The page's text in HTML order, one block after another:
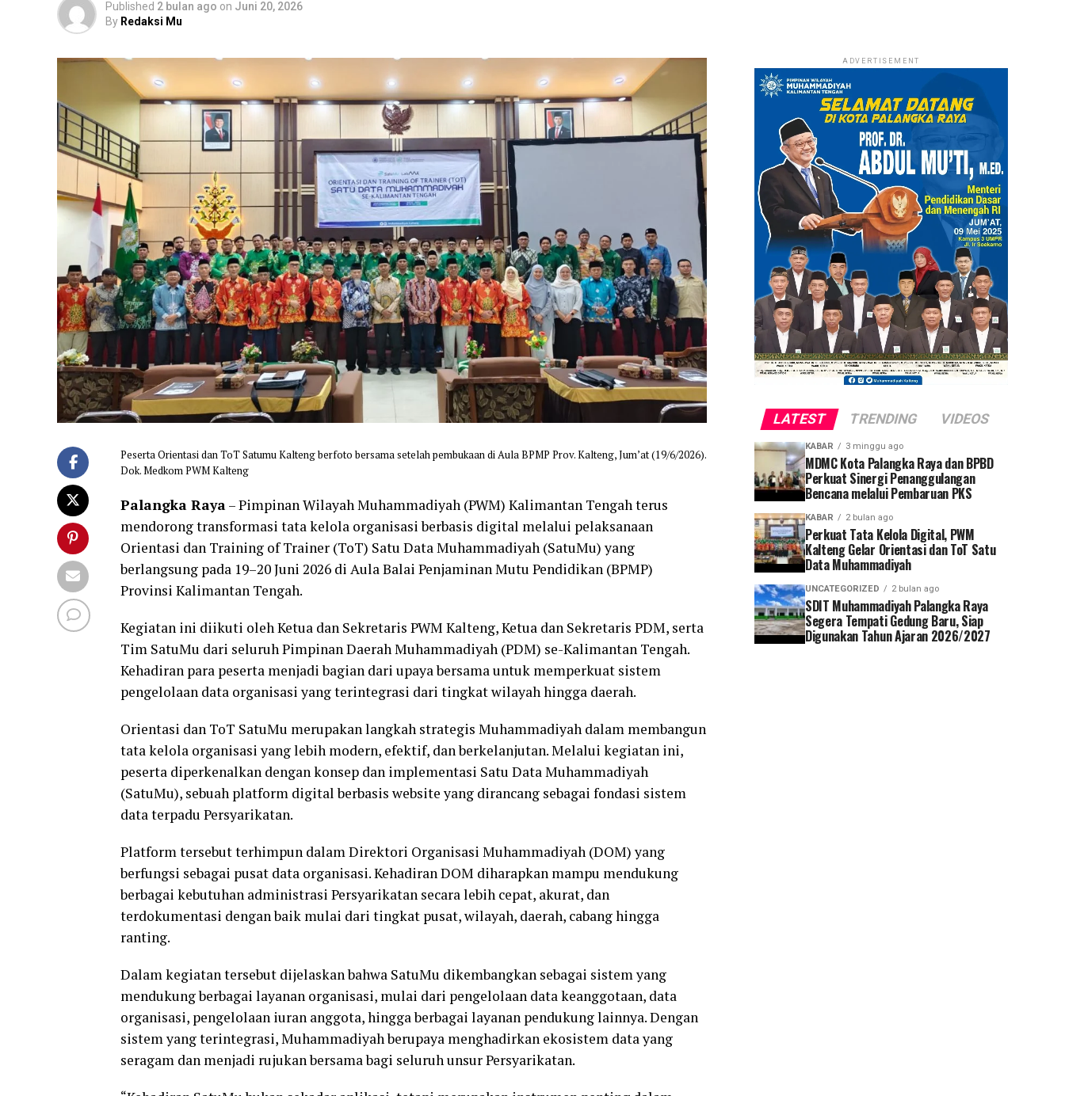
Published 2 bulan ago on Juni 20, 2026
By Redaksi Mu
Peserta Orientasi dan ToT Satumu Kalteng berfoto bersama setelah pembukaan di Aula BPMP Prov. Kalteng, Jum’at (19/6/2026).
Dok. Medkom PWM Kalteng
Palangka Raya– Pimpinan Wilayah Muhammadiyah (PWM) Kalimantan Tengah terus
mendorong transformasi tata kelola organisasi berbasis digital melalui pelaksanaan
Orientasi dan Training of Trainer (ToT) Satu Data Muhammadiyah (SatuMu) yang
berlangsung pada 19–20 Juni 2026 di Aula Balai Penjaminan Mutu Pendidikan (BPMP)
Provinsi Kalimantan Tengah.
Kegiatan ini diikuti oleh Ketua dan Sekretaris PWM Kalteng, Ketua dan Sekretaris PDM, serta
Tim SatuMu dari seluruh Pimpinan Daerah Muhammadiyah (PDM) se-Kalimantan Tengah.
Kehadiran para peserta menjadi bagian dari upaya bersama untuk memperkuat sistem
pengelolaan data organisasi yang terintegrasi dari tingkat wilayah hingga daerah.
Orientasi dan ToT SatuMu merupakan langkah strategis Muhammadiyah dalam membangun
tata kelola organisasi yang lebih modern, efektif, dan berkelanjutan. Melalui kegiatan ini,
peserta diperkenalkan dengan konsep dan implementasi Satu Data Muhammadiyah
(SatuMu), sebuah platform digital berbasis website yang dirancang sebagai fondasi sistem
data terpadu Persyarikatan.
Platform tersebut terhimpun dalam Direktori Organisasi Muhammadiyah (DOM) yang
berfungsi sebagai pusat data organisasi. Kehadiran DOM diharapkan mampu mendukung
berbagai kebutuhan administrasi Persyarikatan secara lebih cepat, akurat, dan
terdokumentasi dengan baik mulai dari tingkat pusat, wilayah, daerah, cabang hingga
ranting.
Dalam kegiatan tersebut dijelaskan bahwa SatuMu dikembangkan sebagai sistem yang
mendukung berbagai layanan organisasi, mulai dari pengelolaan data keanggotaan, data
organisasi, pengelolaan iuran anggota, hingga berbagai layanan pendukung lainnya. Dengan
sistem yang terintegrasi, Muhammadiyah berupaya menghadirkan ekosistem data yang
seragam dan menjadi rujukan bersama bagi seluruh unsur Persyarikatan.
ADVERTISEMENT
LATEST TRENDING VIDEOS
KABAR 3 minggu ago
MDMC Kota Palangka Raya dan BPBD
Perkuat Sinergi Penanggulangan
Bencana melalui Pembaruan PKS
KABAR 2 bulan ago
Perkuat Tata Kelola Digital, PWM
Kalteng Gelar Orientasi dan ToT Satu
Data Muhammadiyah
UNCATEGORIZED 2 bulan ago
SDIT Muhammadiyah Palangka Raya
Segera Tempati Gedung Baru, Siap
Digunakan Tahun Ajaran 2026/2027